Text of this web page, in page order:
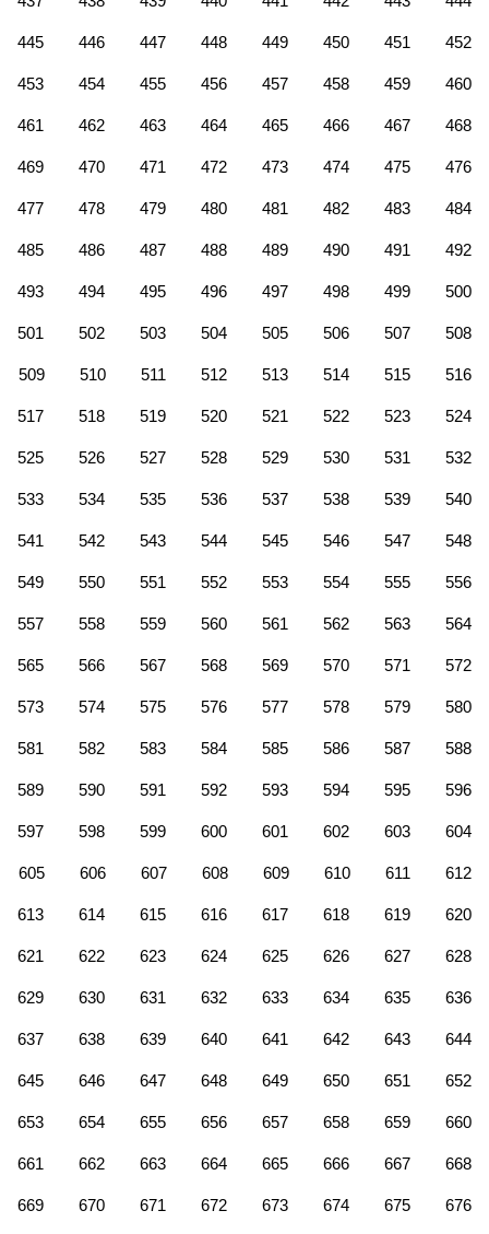
445 446 447 448 449 450 451 452
453 454 455 456 457 458 459 460
461 462 463 464 465 466 467 468
469 470 471 472 473 474 475 476
477 478 479 480 481 482 483 484
485 486 487 488 489 490 491 492
493 494 495 496 497 498 499 500
501 502 503 504 505 506 507 508
509 510 511 512 513 514 515 516
517 518 519 520 521 522 523 524
525 526 527 528 529 530 531 532
533 534 535 536 537 538 539 540
541 542 543 544 545 546 547 548
549 550 551 552 553 554 555 556
557 558 559 560 561 562 563 564
565 566 567 568 569 570 571 572
573 574 575 576 577 578 579 580
581 582 583 584 585 586 587 588
589 590 591 592 593 594 595 596
597 598 599 600 601 602 603 604
605 606 607 608 609 610 611 612
613 614 615 616 617 618 619 620
621 622 623 624 625 626 627 628
629 630 631 632 633 634 635 636
637 638 639 640 641 642 643 644
645 646 647 648 649 650 651 652
653 654 655 656 657 658 659 660
661 662 663 664 665 666 667 668
669 670 671 672 673 674 675 676